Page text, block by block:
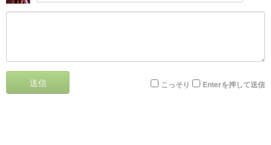
送信 こっそり Enterを押して送信